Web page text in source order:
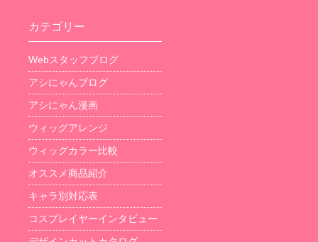
カテゴリー
Webスタッフブログ
アシにゃんブログ
アシにゃん漫画
ウィッグアレンジ
ウィッグカラー比較
オススメ商品紹介
キャラ別対応表
コスプレイヤーインタビュー